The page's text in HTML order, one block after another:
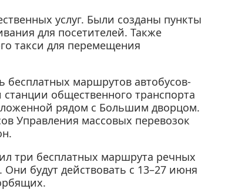
услуг. Были созданы пункты
для посетителей. Также
такси для перемещения
бесплатных маршрутов автобусов-
общественного транспорта
рядом с Большим дворцом.
Управления массовых перевозок
три бесплатных маршрута речных
будут действовать с 13–27 июня